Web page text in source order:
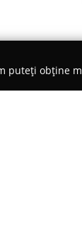
puteți obține